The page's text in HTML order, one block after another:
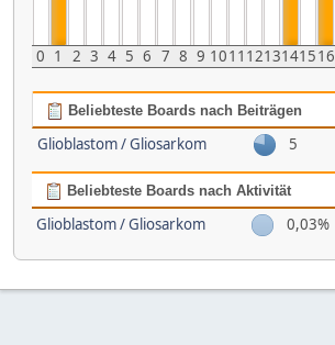
0 1 2 3 4 5 6 7 8 9 1011 1213141516
Beliebteste Boards nach Beiträgen
Glioblastom / Gliosarkom 5
Beliebteste Boards nach Aktivität
Glioblastom / Gliosarkom 0,03%